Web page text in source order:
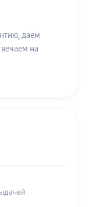
даём
на